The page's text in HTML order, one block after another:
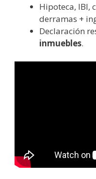
Hipoteca, IBI,
derramas +
Declaración
inmuebles.